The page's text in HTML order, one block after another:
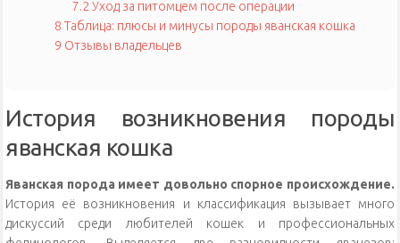
7.2Уход за питомцем после операции
8 Таблица: плюсы и минусы породы яванская кошка
9 Отзывы владельцев
История возникновения породы
яванская кошка
Яванская порода имеет довольно спорное происхождение.
История её возникновения и классификация вызывает много
дискуссий среди любителей кошек и профессиональных